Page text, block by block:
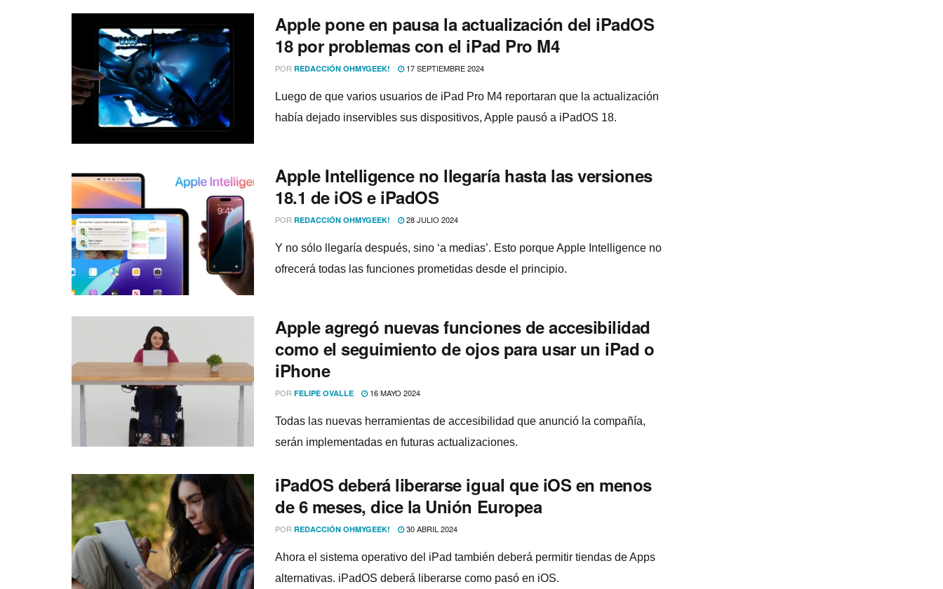
Apple pone en pausa la actualización del iPadOS
18 por problemas con el iPad Pro M4
POR REDACCIÓN OHMYGEEK! 17 SEPTIEMBRE 2024
Luego de que varios usuarios de iPad Pro M4 reportaran que la actualización
había dejado inservibles sus dispositivos, Apple pausó a iPadOS 18.
Apple Intelligence no llegaría hasta las versiones
18.1 de iOS e iPadOS
POR REDACCIÓN OHMYGEEK! 28 JULIO 2024
Y no sólo llegaría después, sino ‘a medias’. Esto porque Apple Intelligence no
ofrecerá todas las funciones prometidas desde el principio.
Apple agregó nuevas funciones de accesibilidad
como el seguimiento de ojos para usar un iPad o
iPhone
POR FELIPE OVALLE 16 MAYO 2024
Todas las nuevas herramientas de accesibilidad que anunció la compañía,
serán implementadas en futuras actualizaciones.
iPadOS deberá liberarse igual que iOS en menos
de 6 meses, dice la Unión Europea
POR REDACCIÓN OHMYGEEK! 30 ABRIL 2024
Ahora el sistema operativo del iPad también deberá permitir tiendas de Apps
alternativas. iPadOS deberá liberarse como pasó en iOS.